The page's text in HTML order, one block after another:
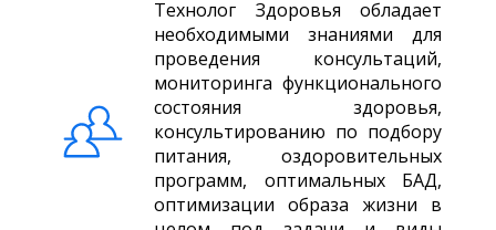
Технолог Здоровья обладает
необходимыми знаниями для
проведения консультаций,
мониторинга функционального
состояния здоровья,
консультированию по подбору
питания, оздоровительных
программ, оптимальных БАД,
оптимизации образа жизни в